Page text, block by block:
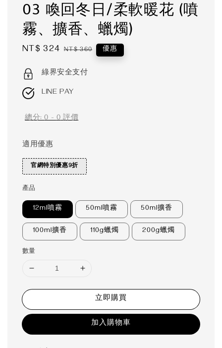
03 喚回冬日/柔軟暖花 (噴
霧、擴香、蠟燭)
Sale
NT$ 324 Regular
NT$ 360 優惠
綠界安全支付
LINE PAY
總分:0-0評價
適用優惠
官網特別優惠9折
產品
12ml噴霧 50ml噴霧 50ml擴香
100ml擴香 110g蠟燭 200g蠟燭
數量
立即購買
加入購物車